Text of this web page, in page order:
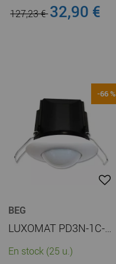
127,23 €32,90 €
-66 %
BEG
LUXOMAT PD3N-1C-FP (92196)
En stock (25 u.)